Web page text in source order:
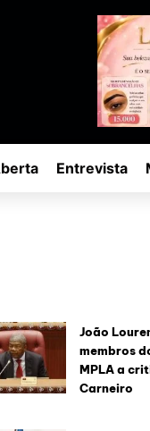
Entrevista
João
membros
MPLA a
Carneiro